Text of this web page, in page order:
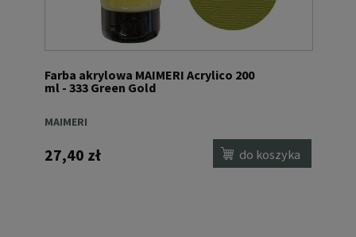
Farba akrylowa MAIMERI Acrylico 200
ml - 333 Green Gold
MAIMERI
27,40 zł do koszyka